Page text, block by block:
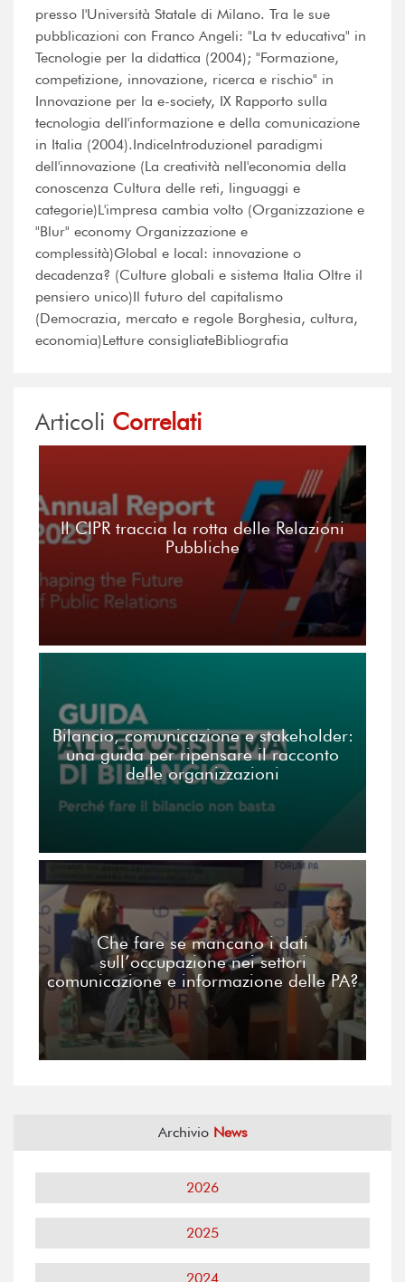
presso l'Università Statale di Milano. Tra le sue
pubblicazioni con Franco Angeli: "La tv educativa" in
Tecnologie per la didattica (2004); "Formazione,
competizione, innovazione, ricerca e rischio" in
Innovazione per la e-society, IX Rapporto sulla
tecnologia dell'informazione e della comunicazione
in Italia (2004).IndiceIntroduzioneI paradigmi
dell'innovazione (La creatività nell'economia della
conoscenza Cultura delle reti, linguaggi e
categorie)L'impresa cambia volto (Organizzazione e
"Blur" economy Organizzazione e
complessità)Global e local: innovazione o
decadenza? (Culture globali e sistema Italia Oltre il
pensiero unico)Il futuro del capitalismo
(Democrazia, mercato e regole Borghesia, cultura,
economia)Letture consigliateBibliografia
Articoli Correlati
Il CIPR traccia la rotta delle Relazioni
Pubbliche
Bilancio, comunicazione e stakeholder:
una guida per ripensare il racconto
delle organizzazioni
Che fare se mancano i dati
sull’occupazione nei settori
comunicazione e informazione delle PA?
Archivio News
2026
2025
2024